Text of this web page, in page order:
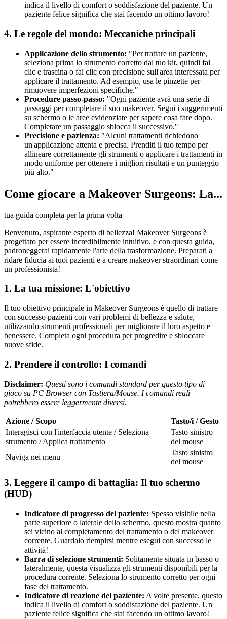
indica il livello di comfort o soddisfazione del paziente. Un
paziente felice significa che stai facendo un ottimo lavoro!
4. Le regole del mondo: Meccaniche principali
Applicazione dello strumento: "Per trattare un paziente,
seleziona prima lo strumento corretto dal tuo kit, quindi fai
clic e trascina o fai clic con precisione sull'area interessata per
applicare il trattamento. Ad esempio, usa le pinzette per
rimuovere imperfezioni specifiche."
Procedure passo-passo: "Ogni paziente avrà una serie di
passaggi per completare il suo makeover. Segui i suggerimenti
su schermo o le aree evidenziate per sapere cosa fare dopo.
Completare un passaggio sblocca il successivo."
Precisione e pazienza: "Alcuni trattamenti richiedono
un'applicazione attenta e precisa. Prenditi il tuo tempo per
allineare correttamente gli strumenti o applicare i trattamenti in
modo uniforme per ottenere i migliori risultati e un punteggio
più alto."
Come giocare a Makeover Surgeons: La...
tua guida completa per la prima volta
Benvenuto, aspirante esperto di bellezza! Makeover Surgeons è
progettato per essere incredibilmente intuitivo, e con questa guida,
padroneggerai rapidamente l'arte della trasformazione. Preparati a
ridare fiducia ai tuoi pazienti e a creare makeover straordinari come
un professionista!
1. La tua missione: L'obiettivo
Il tuo obiettivo principale in Makeover Surgeons è quello di trattare
con successo pazienti con vari problemi di bellezza e salute,
utilizzando strumenti professionali per migliorare il loro aspetto e
benessere. Completa ogni procedura per progredire e sbloccare
nuove sfide.
2. Prendere il controllo: I comandi
Disclaimer: Questi sono i comandi standard per questo tipo di
gioco su PC Browser con Tastiera/Mouse. I comandi reali
potrebbero essere leggermente diversi.
Azione / Scopo
Tasto/i / Gesto
Interagisci con l'interfaccia utente / Seleziona
strumento / Applica trattamento
Tasto sinistro
del mouse
Naviga nei menu
Tasto sinistro
del mouse
3. Leggere il campo di battaglia: Il tuo schermo
(HUD)
Indicatore di progresso del paziente: Spesso visibile nella
parte superiore o laterale dello schermo, questo mostra quanto
sei vicino al completamento del trattamento o del makeover
corrente. Guardalo riempirsi mentre esegui con successo le
attività!
Barra di selezione strumenti: Solitamente situata in basso o
lateralmente, questa visualizza gli strumenti disponibili per la
procedura corrente. Seleziona lo strumento corretto per ogni
fase del trattamento.
Indicatore di reazione del paziente: A volte presente, questo
indica il livello di comfort o soddisfazione del paziente. Un
paziente felice significa che stai facendo un ottimo lavoro!